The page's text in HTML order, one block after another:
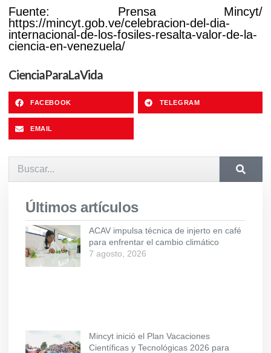
Fuente: Prensa Mincyt/
https://mincyt.gob.ve/celebracion-del-dia-
internacional-de-los-fosiles-resalta-valor-de-la-
ciencia-en-venezuela/
CienciaParaLaVida
FACEBOOK TELEGRAM
EMAIL
Últimos artículos
ACAV impulsa técnica de injerto en café
para enfrentar el cambio climático
7 agosto, 2026
Mincyt inició el Plan Vacaciones
Científicas y Tecnológicas 2026 para